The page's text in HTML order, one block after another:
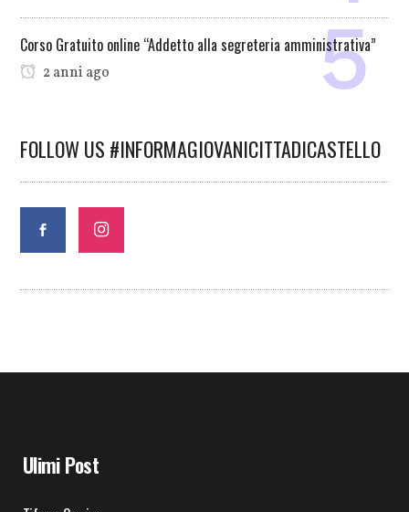
Corso Gratuito online “Addetto alla segreteria amministrativa”
2 anni ago
FOLLOW US #INFORMAGIOVANICITTADICASTELLO
Ulimi Post